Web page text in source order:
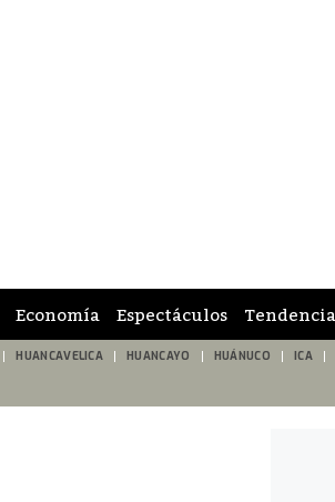
Economía Espectáculos Tendencia
HUANCAVELICA HUANCAYO HUÁNUCO ICA